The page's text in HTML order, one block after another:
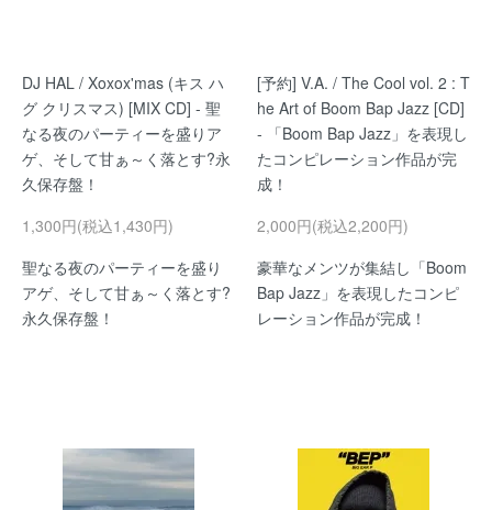
DJ HAL / Xoxox'mas (キス ハ
グ クリスマス) [MIX CD] - 聖
なる夜のパーティーを盛りア
ゲ、そして甘ぁ～く落とす?永
久保存盤！
1,300円(税込1,430円)
聖なる夜のパーティーを盛り
アゲ、そして甘ぁ～く落とす?
永久保存盤！
[予約] V.A. / The Cool vol. 2 : T
he Art of Boom Bap Jazz [CD]
- 「Boom Bap Jazz」を表現し
たコンピレーション作品が完
成！
2,000円(税込2,200円)
豪華なメンツが集結し「Boom
Bap Jazz」を表現したコンピ
レーション作品が完成！